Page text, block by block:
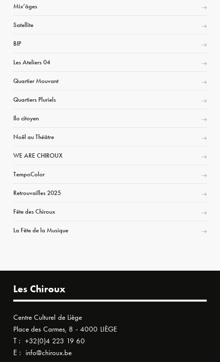
Mix’âges
Satellite
BIP
Les Ateliers 04
Quartier Mouvant
Quartiers Pluriels
Ilo citoyen
Noël au Théâtre
WE ARE CHIROUX
TempoColor
Retrouvailles 2025
Fête des Chiroux
La Fête de la Musique
Les Chiroux
Centre Culturel de Liège
Place des Carmes, 8 - 4000 LIÈGE
T : +32(0)4 223 19 60
E : info@chiroux.be